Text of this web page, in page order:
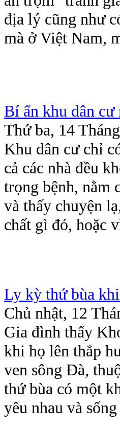
địa lý cũng như
mà ở Việt Nam,
Bí ẩn khu dân
Thứ ba, 14
Khu dân cư chỉ
cả các nhà đều
trọng bệnh, nằm
và thấy chuyện
chất gì đó, hoặc
Ly kỳ thứ bùa
Chủ nhật, 12
Gia đình thấy
khi họ lên thắp
ven sông Đà,
thứ bùa có một
yêu nhau và